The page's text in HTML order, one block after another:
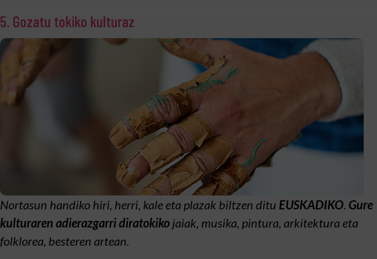
5. Gozatu tokiko kulturaz
Nortasun handiko hiri, herri, kale eta plazak biltzen ditu EUSKADIKO. Gure
kulturaren adierazgarri diratokiko jaiak, musika, pintura, arkitektura eta
folklorea, besteren artean.